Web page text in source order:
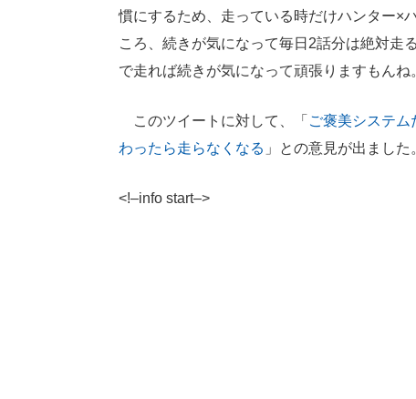
慣にするため、走っている時だけハンター×
ころ、続きが気になって毎日2話分は絶対走
で走れば続きが気になって頑張りますもんね
このツイートに対して、「 ご褒美システム
わったら走らなくなる 」との意見が出ました
<!–info start–>